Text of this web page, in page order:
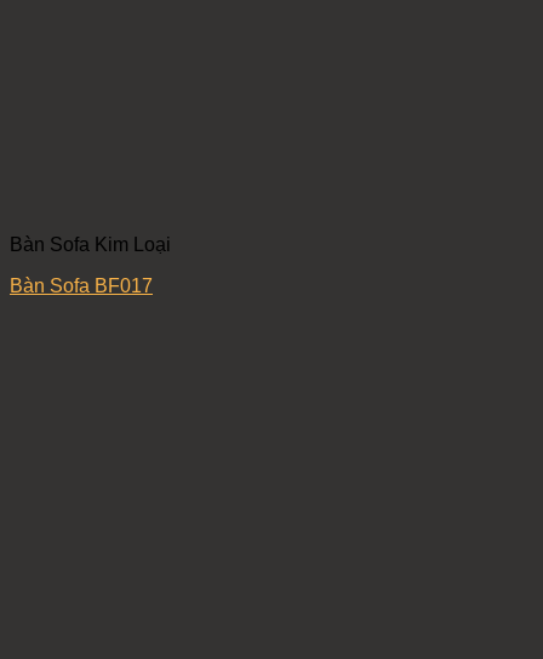
Bàn Sofa Kim Loại
Bàn Sofa BF017